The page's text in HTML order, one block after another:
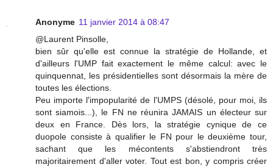
Anonyme 11 janvier 2014 à 08:47
@Laurent Pinsolle,
bien sûr qu'elle est connue la stratégie de Hollande, et
d'ailleurs l'UMP fait exactement le même calcul: avec le
quinquennat, les présidentielles sont désormais la mère de
toutes les élections.
Peu importe l'impopularité de l'UMPS (désolé, pour moi, ils
sont siamois...), le FN ne réunira JAMAIS un électeur sur
deux en France. Dès lors, la stratégie cynique de ce
duopole consiste à qualifier le FN pour le deuxième tour,
sachant que les mécontents s'abstiendront très
majoritairement d'aller voter. Tout est bon, y compris créer